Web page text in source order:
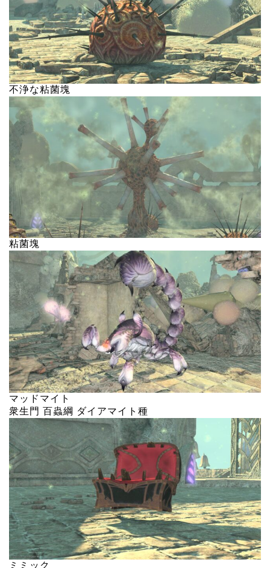
不浄な粘菌塊
粘菌塊
マッドマイト
衆生門 百蟲綱 ダイアマイト種
ミミック